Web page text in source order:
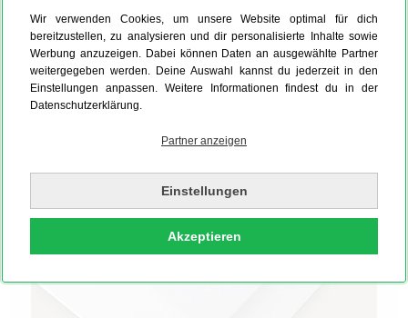
Wir verwenden Cookies, um unsere Website optimal für dich
bereitzustellen, zu analysieren und dir personalisierte Inhalte sowie
Werbung anzuzeigen. Dabei können Daten an ausgewählte Partner
weitergegeben werden. Deine Auswahl kannst du jederzeit in den
Einstellungen anpassen. Weitere Informationen findest du in der
Datenschutzerklärung.
Partner anzeigen
Einstellungen
Akzeptieren
Besonderem – und Deine Karten gleich mit! Mit 290
g/qm liegt es gut in der Hand und verleiht Deinen
Designs und Motiven einen edlen Glanz.